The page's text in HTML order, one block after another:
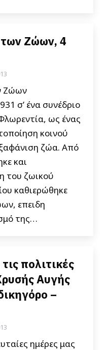
Ζώων, 4
Ζώων
σ’ ένα συνέδριο
ως ένας
κοινού
ζώα. Από
και
του ζωικού
καθιερώθηκε
επειδη
της…
πολιτικές
Αυγής
–
ημέρες μας